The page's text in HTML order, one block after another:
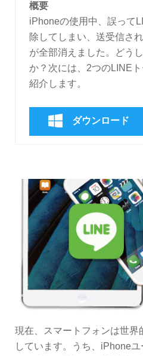
概要
iPhoneの使用中、誤って
除してしまい、送受信さ
が全部消えました。どう
か？次には、2つのLINE
紹介します。
ダウンロード
現在、スマートフォンは世界
しています。うち、iPhone